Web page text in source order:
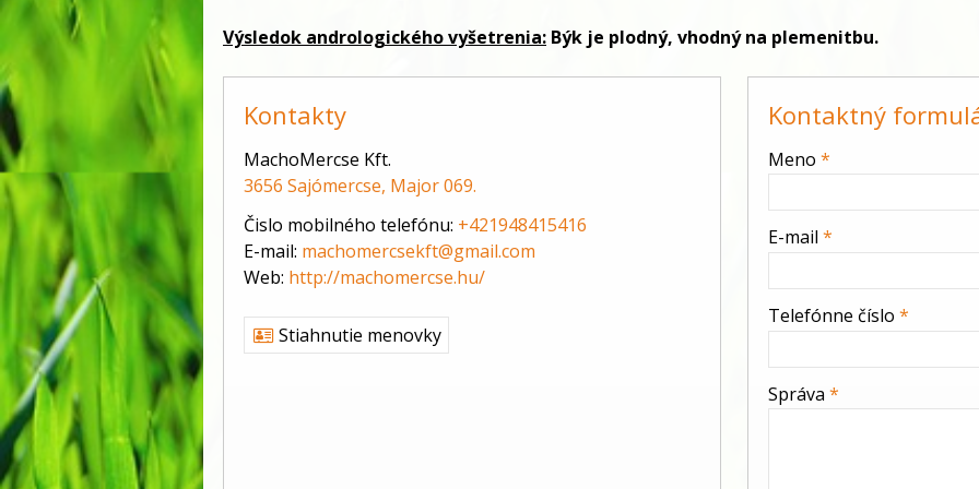
Výsledok andrologického vyšetrenia: Býk je plodný, vhodný na plemenitbu.
Kontakty
MachoMercse Kft.
3656 Sajómercse, Major 069.
Čislo mobilného telefónu: +421948415416
E-mail: machomercsekft@gmail.com
Web: http://machomercse.hu/
Stiahnutie menovky
Kontaktný
-
Meno *
E-mail *
Telefónne číslo *
Správa *